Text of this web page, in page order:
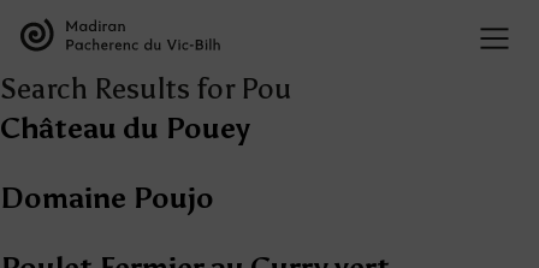
Search Results for Pou
Château du Pouey
Domaine Poujo